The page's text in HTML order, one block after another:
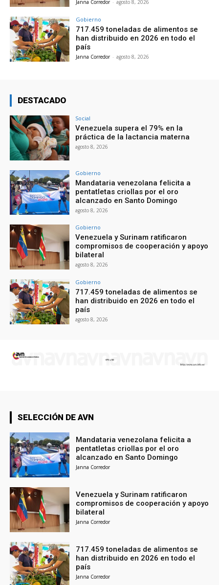
Janna Corredor - agosto 8, 2026
Gobierno
717.459 toneladas de alimentos se
han distribuido en 2026 en todo el
país
Janna Corredor - agosto 8, 2026
DESTACADO
Social
Venezuela supera el 79% en la
práctica de la lactancia materna
agosto 8, 2026
Gobierno
Mandataria venezolana felicita a
pentatletas criollas por el oro
alcanzado en Santo Domingo
agosto 8, 2026
Gobierno
Venezuela y Surinam ratificaron
compromisos de cooperación y apoyo
bilateral
agosto 8, 2026
Gobierno
717.459 toneladas de alimentos se
han distribuido en 2026 en todo el
país
agosto 8, 2026
SELECCIÓN DE AVN
Mandataria venezolana felicita a
pentatletas criollas por el oro
alcanzado en Santo Domingo
Janna Corredor
Venezuela y Surinam ratificaron
compromisos de cooperación y apoyo
bilateral
Janna Corredor
717.459 toneladas de alimentos se
han distribuido en 2026 en todo el
país
Janna Corredor